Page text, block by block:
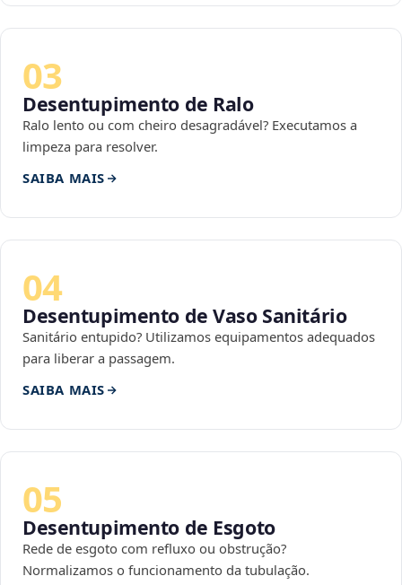
03
Desentupimento de Ralo
Ralo lento ou com cheiro desagradável? Executamos a
limpeza para resolver.
SAIBA MAIS
04
Desentupimento de Vaso Sanitário
Sanitário entupido? Utilizamos equipamentos adequados
para liberar a passagem.
SAIBA MAIS
05
Desentupimento de Esgoto
Rede de esgoto com refluxo ou obstrução?
Normalizamos o funcionamento da tubulação.